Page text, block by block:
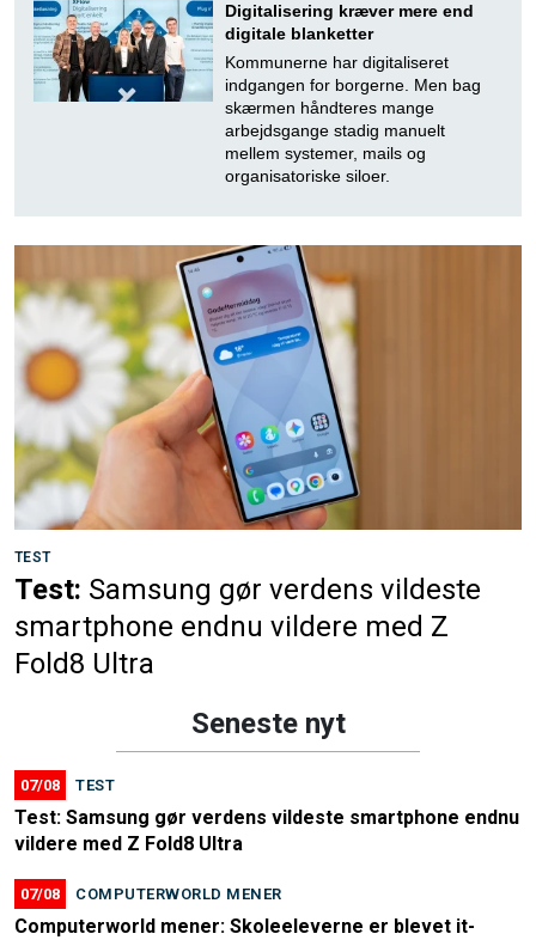
Digitalisering kræver mere end
digitale blanketter
Kommunerne har digitaliseret
indgangen for borgerne. Men bag
skærmen håndteres mange
arbejdsgange stadig manuelt
mellem systemer, mails og
organisatoriske siloer.
TEST
Test: Samsung gør verdens vildeste
smartphone endnu vildere med Z
Fold8 Ultra
Seneste nyt
07/08 TEST
Test: Samsung gør verdens vildeste smartphone endnu
vildere med Z Fold8 Ultra
07/08 COMPUTERWORLD MENER
Computerworld mener: Skoleeleverne er blevet it-